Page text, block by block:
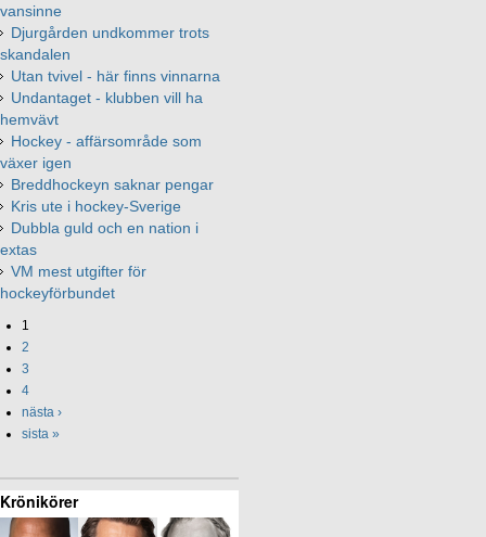
vansinne
Djurgården undkommer trots
skandalen
Utan tvivel - här finns vinnarna
Undantaget - klubben vill ha
hemvävt
Hockey - affärsområde som
växer igen
Breddhockeyn saknar pengar
Kris ute i hockey-Sverige
Dubbla guld och en nation i
extas
VM mest utgifter för
hockeyförbundet
1
2
3
4
nästa ›
sista »
Krönikörer